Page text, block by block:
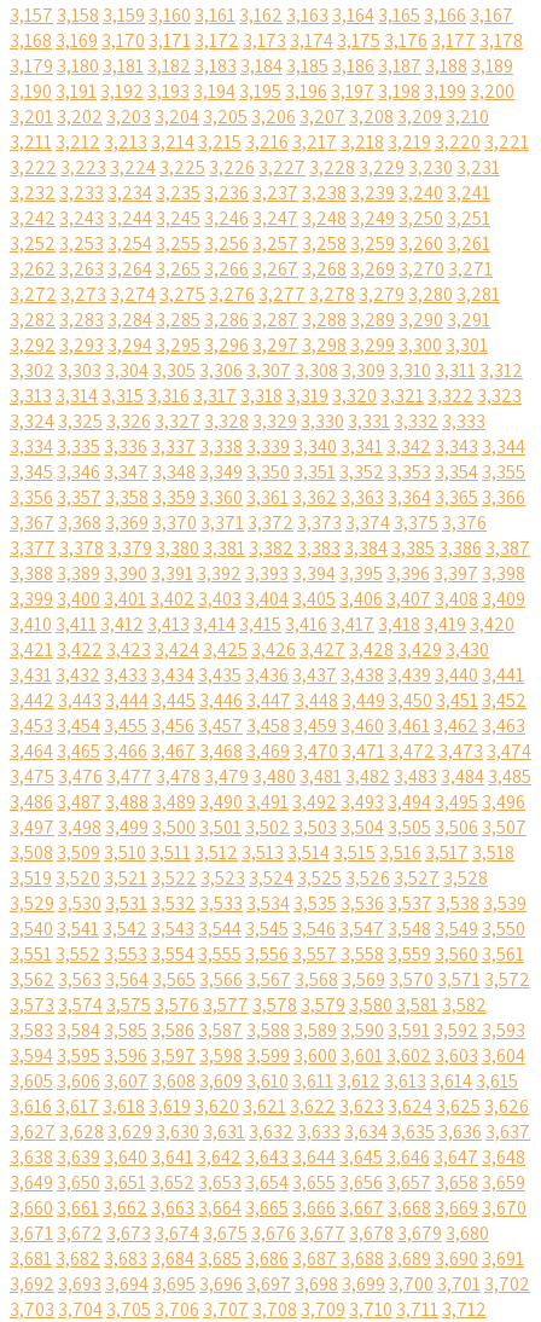
3,157 3,158 3,159 3,160 3,1613,162 3,163 3,1643,165 3,166 3,167
3,168 3,169 3,170 3,1713,172 3,173 3,1743,175 3,176 3,177 3,178
3,179 3,180 3,1813,182 3,183 3,1843,185 3,186 3,187 3,188 3,189
3,190 3,1913,192 3,193 3,1943,195 3,196 3,197 3,198 3,199 3,200
3,2013,202 3,203 3,2043,205 3,206 3,207 3,208 3,209 3,210
3,2113,212 3,213 3,2143,215 3,216 3,217 3,218 3,219 3,220 3,221
3,222 3,223 3,2243,225 3,226 3,227 3,228 3,229 3,230 3,231
3,232 3,233 3,2343,235 3,236 3,237 3,238 3,239 3,240 3,241
3,242 3,243 3,2443,245 3,246 3,247 3,248 3,249 3,250 3,251
3,252 3,253 3,2543,255 3,256 3,257 3,258 3,259 3,260 3,261
3,262 3,263 3,2643,265 3,266 3,267 3,268 3,269 3,270 3,271
3,272 3,273 3,2743,275 3,276 3,277 3,278 3,279 3,280 3,281
3,282 3,283 3,2843,285 3,286 3,287 3,288 3,289 3,290 3,291
3,292 3,293 3,2943,295 3,296 3,297 3,298 3,299 3,300 3,301
3,302 3,303 3,3043,305 3,306 3,307 3,308 3,309 3,310 3,3113,312
3,313 3,3143,315 3,316 3,317 3,318 3,319 3,320 3,3213,322 3,323
3,3243,325 3,326 3,327 3,328 3,329 3,330 3,3313,332 3,333
3,3343,335 3,336 3,337 3,338 3,339 3,340 3,3413,342 3,343 3,344
3,345 3,346 3,347 3,348 3,349 3,350 3,3513,352 3,353 3,3543,355
3,356 3,357 3,358 3,359 3,360 3,3613,362 3,363 3,3643,365 3,366
3,367 3,368 3,369 3,370 3,3713,372 3,373 3,3743,375 3,376
3,377 3,378 3,379 3,380 3,3813,382 3,383 3,3843,385 3,386 3,387
3,388 3,389 3,390 3,3913,392 3,393 3,3943,395 3,396 3,397 3,398
3,399 3,400 3,4013,402 3,403 3,4043,405 3,406 3,407 3,408 3,409
3,410 3,4113,412 3,413 3,4143,415 3,416 3,417 3,418 3,419 3,420
3,4213,422 3,423 3,4243,425 3,426 3,427 3,428 3,429 3,430
3,4313,432 3,433 3,4343,435 3,436 3,437 3,438 3,439 3,440 3,441
3,442 3,443 3,4443,445 3,446 3,447 3,448 3,449 3,450 3,4513,452
3,453 3,4543,455 3,456 3,457 3,458 3,459 3,460 3,4613,462 3,463
3,4643,465 3,466 3,467 3,468 3,469 3,470 3,4713,472 3,473 3,474
3,475 3,476 3,477 3,478 3,479 3,480 3,4813,482 3,483 3,4843,485
3,486 3,487 3,488 3,489 3,490 3,4913,492 3,493 3,4943,495 3,496
3,497 3,498 3,499 3,500 3,5013,502 3,503 3,5043,505 3,506 3,507
3,508 3,509 3,510 3,5113,512 3,513 3,5143,515 3,516 3,517 3,518
3,519 3,520 3,5213,522 3,523 3,5243,525 3,526 3,527 3,528
3,529 3,530 3,5313,532 3,533 3,5343,535 3,536 3,537 3,538 3,539
3,540 3,5413,542 3,543 3,5443,545 3,546 3,547 3,548 3,549 3,550
3,5513,552 3,553 3,5543,555 3,556 3,557 3,558 3,559 3,560 3,561
3,562 3,563 3,5643,565 3,566 3,567 3,568 3,569 3,570 3,5713,572
3,573 3,5743,575 3,576 3,577 3,578 3,579 3,580 3,5813,582
3,583 3,5843,585 3,586 3,587 3,588 3,589 3,590 3,5913,592 3,593
3,5943,595 3,596 3,597 3,598 3,599 3,600 3,6013,602 3,603 3,604
3,605 3,606 3,607 3,608 3,609 3,610 3,6113,612 3,613 3,6143,615
3,616 3,617 3,618 3,619 3,620 3,6213,622 3,623 3,6243,625 3,626
3,627 3,628 3,629 3,630 3,6313,632 3,633 3,6343,635 3,636 3,637
3,638 3,639 3,640 3,6413,642 3,643 3,6443,645 3,646 3,647 3,648
3,649 3,650 3,6513,652 3,653 3,6543,655 3,656 3,657 3,658 3,659
3,660 3,6613,662 3,663 3,6643,665 3,666 3,667 3,668 3,669 3,670
3,6713,672 3,673 3,6743,675 3,676 3,677 3,678 3,679 3,680
3,6813,682 3,683 3,6843,685 3,686 3,687 3,688 3,689 3,690 3,691
3,692 3,693 3,6943,695 3,696 3,697 3,698 3,699 3,700 3,7013,702
3,703 3,7043,705 3,706 3,707 3,708 3,709 3,710 3,7113,712